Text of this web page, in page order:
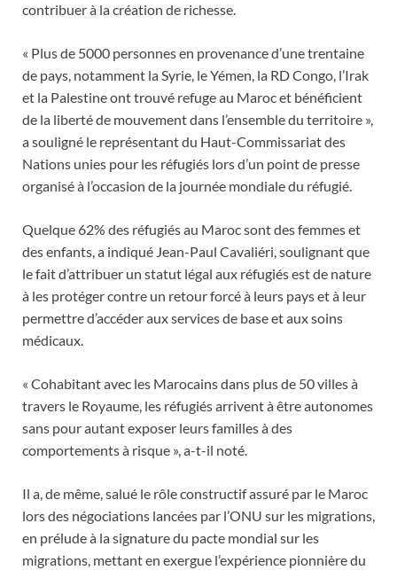
contribuer à la création de richesse.
« Plus de 5000 personnes en provenance d’une trentaine
de pays, notamment la Syrie, le Yémen, la RD Congo, l’Irak
et la Palestine ont trouvé refuge au Maroc et bénéficient
de la liberté de mouvement dans l’ensemble du territoire »,
a souligné le représentant du Haut-Commissariat des
Nations unies pour les réfugiés lors d’un point de presse
organisé à l’occasion de la journée mondiale du réfugié.
Quelque 62% des réfugiés au Maroc sont des femmes et
des enfants, a indiqué Jean-Paul Cavaliéri, soulignant que
le fait d’attribuer un statut légal aux réfugiés est de nature
à les protéger contre un retour forcé à leurs pays et à leur
permettre d’accéder aux services de base et aux soins
médicaux.
« Cohabitant avec les Marocains dans plus de 50 villes à
travers le Royaume, les réfugiés arrivent à être autonomes
sans pour autant exposer leurs familles à des
comportements à risque », a-t-il noté.
Il a, de même, salué le rôle constructif assuré par le Maroc
lors des négociations lancées par l’ONU sur les migrations,
en prélude à la signature du pacte mondial sur les
migrations, mettant en exergue l’expérience pionnière du